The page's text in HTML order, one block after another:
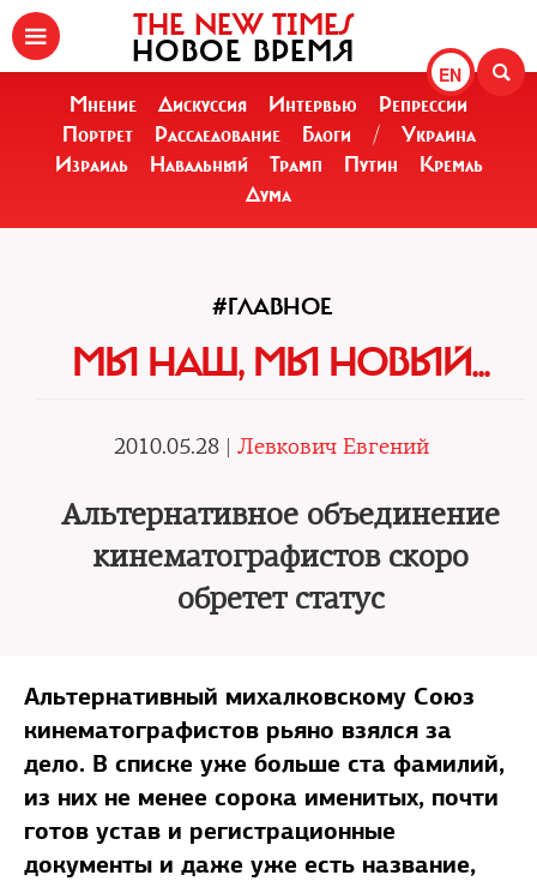
EN
THE NEW TIMES
НОВОЕ ВРЕМЯ
Мнение Дискуссия Интервью
Репрессии
Портрет
Расследование Блоги /
Украина
Израиль
Навальный Трамп Путин
Кремль
Дума
#ГЛАВНОЕ
МЫ НАШ, МЫ НОВЫЙ...
2010.05.28 | Левкович Евгений
Альтернативное объединение
кинематографистов скоро
обретет статус
Альтернативный михалковскому Союз
кинематографистов рьяно взялся за
дело. В списке уже больше ста фамилий,
из них не менее сорока именитых, почти
готов устав и регистрационные
документы и даже уже есть название,